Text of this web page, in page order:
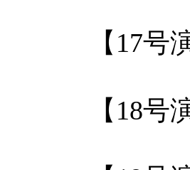
【17
【18